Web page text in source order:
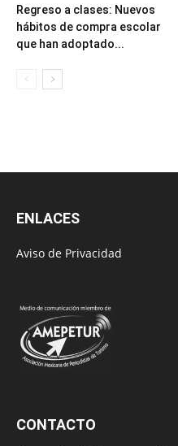
Regreso a clases: Nuevos
hábitos de compra escolar
que han adoptado...
ENLACES
Aviso de Privacidad
CONTACTO